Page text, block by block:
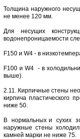
Толщина наружного
не менее 120 мм.
Для несущих
водонепроницаемости
F150 и W4 - в
F100 и W4 - в
выше).
2.11. Кирпичные стены
кирпича пластического
ниже 50.
В нормальных и сухих
наружные стены
камней марки не ниже 75.